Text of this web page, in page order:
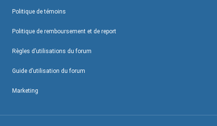
Politique de témoins
Politique de remboursement et de report
Règles d’utilisations du forum
Guide d’utilisation du forum
Marketing